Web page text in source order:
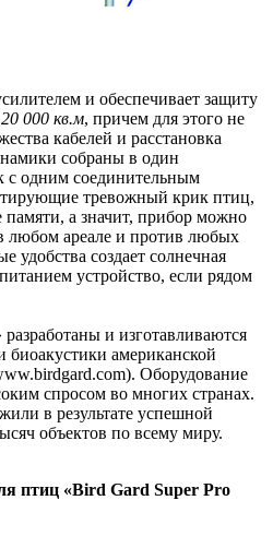
и обеспечивает защиту
000 кв.м, причем для этого не
кабелей и расстановка
собраны в один
с одним соединительным
тревожный крик птиц,
а значит, прибор можно
любом ареале и против любых
удобства создает солнечная
устройство, если рядом
и изготавливаются
американской
Оборудование
спросом во многих странах.
в результате успешной
объектов по всему миру.
птиц «Bird Gard Super Pro